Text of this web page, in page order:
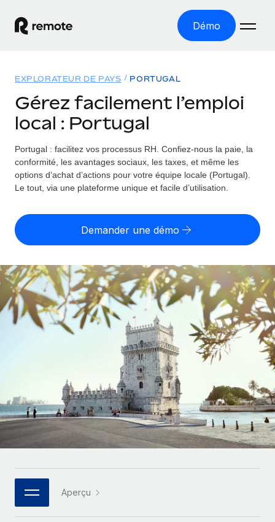
Démo
EMPLOI À L’INTERNATIONAL
Paie multipays
Gérez la paie facilement et en toute conformité
Employer of record
entités
Gestion des freelances
Intégrez et gérez vos freelances partout dans le monde
PEO
Sous-traitez les opérations complexes liées à l’emploi
Intégration Remote
Intégrez vos RH aux flux de travail en toute simplicité
Plateforme
Des fonctions RH clés intégrées pour votre équipe
Connectez n'importe quel outil d’IA à Remote grâce à
notre MCP
Solutions
COUVERTURE MONDIALE
Explorateur de pays
Toutes les informations sur l’emploi à l’international,
Explorateur des États-Unis (par État)
Simplifiez l’embauche à travers les différents États des
Comparer Remote
Examinez notre service par rapport aux autres
Des solutions agiles et internationales pour les RH et la
paie des entreprises en pleine croissance
Entreprises intermédiaires
Développez vos équipes avec des solutions RH sur
Entreprise
Les RH à l’international pour les grandes entreprises
Ressources
OUTILS & CALCULATEURS
Évaluez le risque de requalification de contrat par pays
Calculez le coût total des employés dans n’importe quel
pays
Calculateur de paiement des freelances
Découvrez les devises disponibles et les vitesses de
paiement pour vos freelances internationaux
APPRENDRE AVEC REMOTE
Recherche et guides
Études de cas
Checklists et modèles
Descriptions de postes
Tarification
English
Nederlands
Français
Italiano
Português (Portugal)
日本語
한국어
Connexion
EXPLORATEUR DE PAYS PORTUGAL
Gérez facilement l’emploi
local : Portugal
Portugal : facilitez vos processus RH. Confiez-nous la paie, la
conformité, les avantages sociaux, les taxes, et même les
options d’achat d’actions pour votre équipe locale (Portugal).
Le tout, via une plateforme unique et facile d’utilisation.
Demander une démo
Aperçu